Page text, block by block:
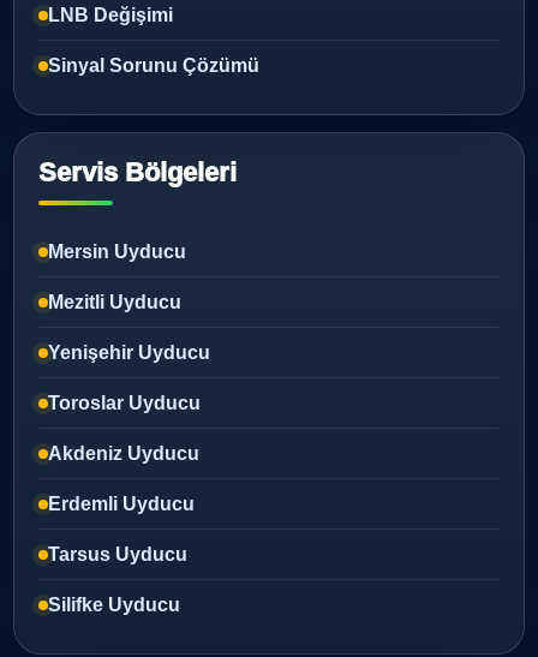
LNB Değişimi
Sinyal Sorunu Çözümü
Servis Bölgeleri
Mersin Uyducu
Mezitli Uyducu
Yenişehir Uyducu
Toroslar Uyducu
Akdeniz Uyducu
Erdemli Uyducu
Tarsus Uyducu
Silifke Uyducu